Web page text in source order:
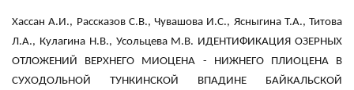
Хассан А.И., Рассказов С.В., Чувашова И.С., Ясныгина Т.А., Титова
Л.А., Кулагина Н.В., Усольцева М.В. ИДЕНТИФИКАЦИЯ ОЗЕРНЫХ
ОТЛОЖЕНИЙ ВЕРХНЕГО МИОЦЕНА - НИЖНЕГО ПЛИОЦЕНА В
СУХОДОЛЬНОЙ ТУНКИНСКОЙ ВПАДИНЕ БАЙКАЛЬСКОЙ